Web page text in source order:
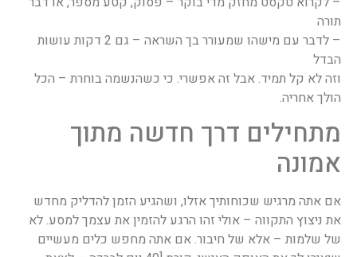
תורה
– לדבר עם מישהו שמעורר בך השראה – גם 2 דקות עושות
הבדל
וזה לא קל תמיד. אבל זה אפשרי. כי כשהנשמה בוחרת – הכל
הולך אחריה.
מתחילים דרך חדשה מתוך
אמונה
אם אתה מרגיש שכוחותיך אזלו, ושהגיע הזמן להדליק מחדש
את ניצוץ התקווה – אולי זהו הרגע להזמין את עצמך למסע. לא
של שלמות – אלא של חיבור. אם אתה מחפש כלים מעשיים